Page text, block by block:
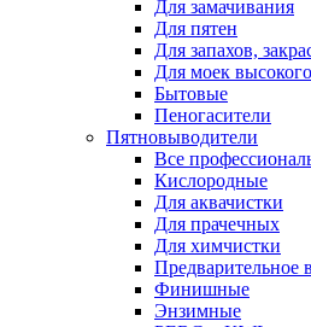
Для замачивания
Для пятен
Для запахов,
Для моек
Бытовые
Пеногасители
Пятновыводители
Все
Кислородные
Для аквачистки
Для прачечных
Для химчистки
Предварительное
Финишные
Энзимные